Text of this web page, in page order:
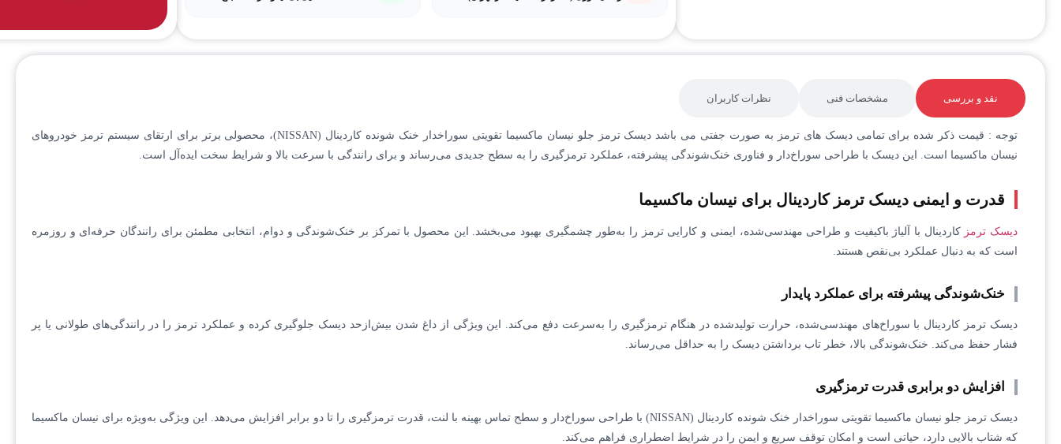
نقد و بررسی مشخصات فنی نظرات کاربران
توجه : قیمت ذکر شده برای تمامی دیسک های ترمز به صورت جفتی می باشد دیسک ترمز جلو نیسان ماکسیما تقویتی سوراخدار خنک شونده کاردینال (NISSAN)، محصولی برتر برای ارتقای سیستم ترمز خودروهای
نیسان ماکسیما است. این دیسک با طراحی سوراخ‌دار و فناوری خنک‌شوندگی پیشرفته، عملکرد ترمزگیری را به سطح جدیدی می‌رساند و برای رانندگی با سرعت بالا و شرایط سخت ایده‌آل است.
قدرت و ایمنی دیسک ترمز کاردینال برای نیسان ماکسیما
دیسک ترمز کاردینال با آلیاژ باکیفیت و طراحی مهندسی‌شده، ایمنی و کارایی ترمز را به‌طور چشمگیری بهبود می‌بخشد. این محصول با تمرکز بر خنک‌شوندگی و دوام، انتخابی مطمئن برای رانندگان حرفه‌ای و روزمره
است که به دنبال عملکرد بی‌نقص هستند.
خنک‌شوندگی پیشرفته برای عملکرد پایدار
دیسک ترمز کاردینال با سوراخ‌های مهندسی‌شده، حرارت تولیدشده در هنگام ترمزگیری را به‌سرعت دفع می‌کند. این ویژگی از داغ شدن بیش‌ازحد دیسک جلوگیری کرده و عملکرد ترمز را در رانندگی‌های طولانی یا پر
فشار حفظ می‌کند. خنک‌شوندگی بالا، خطر تاب برداشتن دیسک را به حداقل می‌رساند.
افزایش دو برابری قدرت ترمزگیری
دیسک ترمز جلو نیسان ماکسیما تقویتی سوراخدار خنک شونده کاردینال (NISSAN) با طراحی سوراخ‌دار و سطح تماس بهینه با لنت، قدرت ترمزگیری را تا دو برابر افزایش می‌دهد. این ویژگی به‌ویژه برای نیسان ماکسیما
که شتاب بالایی دارد، حیاتی است و امکان توقف سریع و ایمن را در شرایط اضطراری فراهم می‌کند.